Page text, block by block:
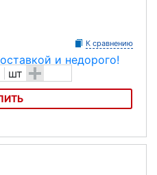
К сравнению
шт +